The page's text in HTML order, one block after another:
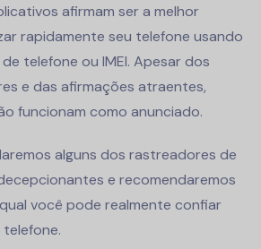
afirmam ser a melhor
rapidamente seu telefone usando
telefone ou IMEI. Apesar dos
e das afirmações atraentes,
funcionam como anunciado.
alguns dos rastreadores de
e recomendaremos
você pode realmente confiar